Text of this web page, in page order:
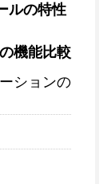
ルの特性
機能比較
ションの